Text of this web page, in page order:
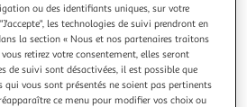
ou des identifiants uniques, sur votre
les technologies de suivi prendront en
la section « Nous et nos partenaires traitons
retirez votre consentement, elles seront
de suivi sont désactivées, il est possible que
qui vous sont présentés ne soient pas pertinents
ce menu pour modifier vos choix ou